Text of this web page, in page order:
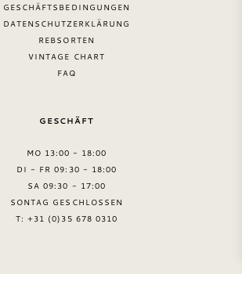
GESCHÄFTSBEDINGUNGEN
DATENSCHUTZERKLÄRUNG
REBSORTEN
VINTAGE CHART
FAQ
GESCHÄFT
MO 13:00 - 18:00
DI - FR 09:30 - 18:00
SA 09:30 - 17:00
SONTAG GESCHLOSSEN
T: +31 (0)35 678 0310